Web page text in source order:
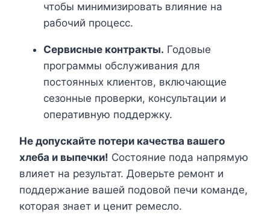
чтобы минимизировать влияние на
рабочий процесс.
Сервисные контракты. Годовые
программы обслуживания для
постоянных клиентов, включающие
сезонные проверки, консультации и
оперативную поддержку.
Не допускайте потери качества вашего
хлеба и выпечки! Состояние пода напрямую
влияет на результат. Доверьте ремонт и
поддержание вашей подовой печи команде,
которая знает и ценит ремесло.